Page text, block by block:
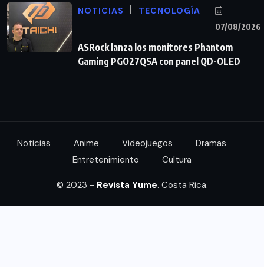
NOTICIAS TECNOLOGÍA
07/08/2026
ASRock lanza los monitores Phantom
Gaming PGO27QSA con panel QD-OLED
Noticias Anime Videojuegos
Dramas
Entretenimiento
Cultura
© 2023 - Revista Yume. Costa Rica.